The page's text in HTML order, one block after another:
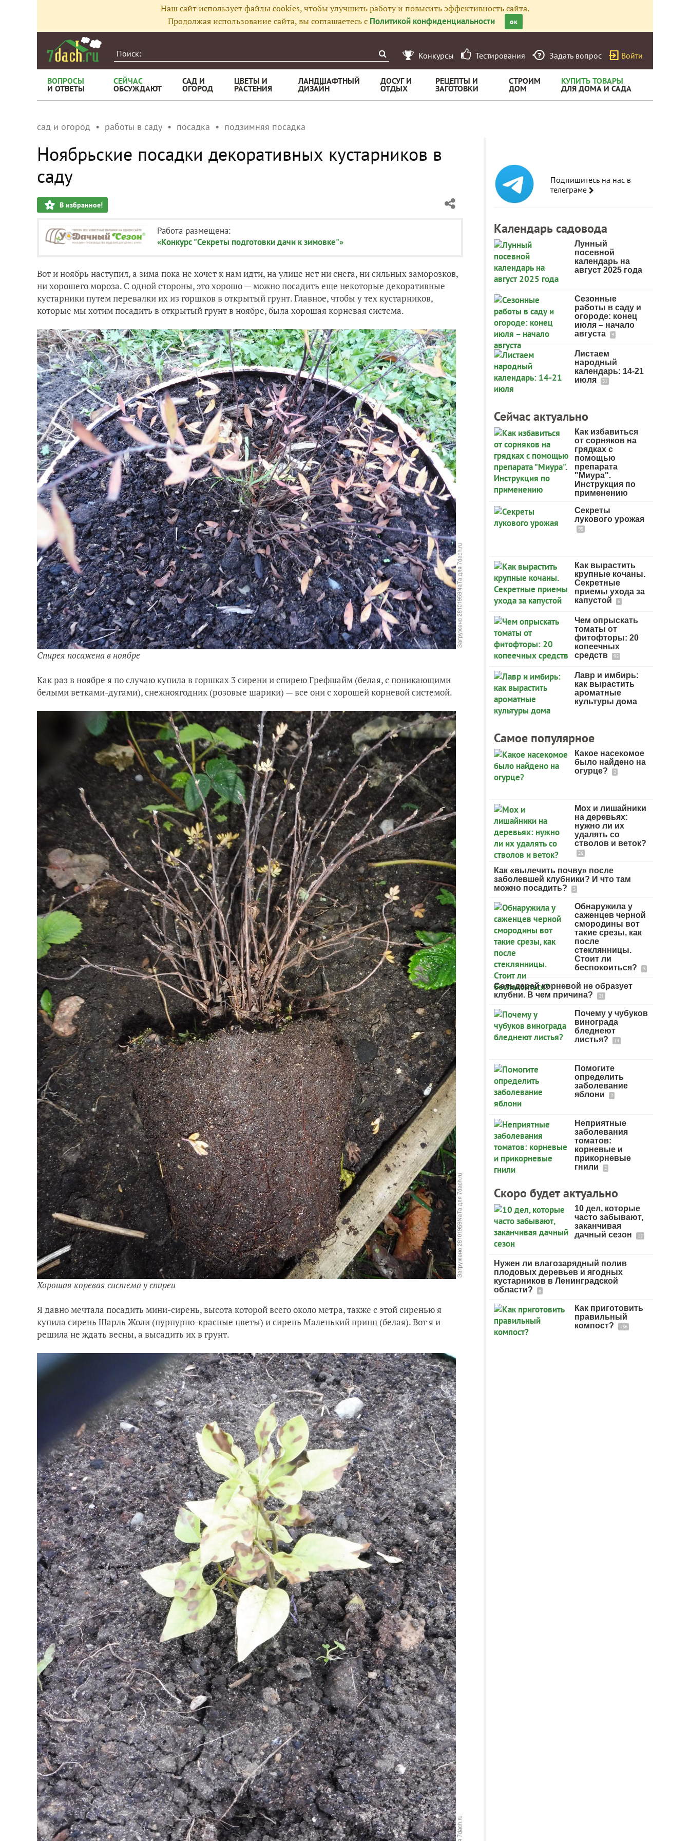
Наш сайт использует файлы cookies, чтобы улучшить работу и повысить эффективность сайта.
Продолжая использование сайта, вы соглашаетесь с Политикой конфиденциальности ок
Конкурсы Тестирования Задать вопрос Войти
ВОПРОСЫ
И ОТВЕТЫ
СЕЙЧАС
ОБСУЖДАЮТ
САД И
ОГОРОД
ЦВЕТЫ И
РАСТЕНИЯ
ЛАНДШАФТНЫЙ
ДИЗАЙН
ДОСУГ И
ОТДЫХ
РЕЦЕПТЫ И
ЗАГОТОВКИ
СТРОИМ
ДОМ
КУПИТЬ ТОВАРЫ
ДЛЯ ДОМА И САДА
сад и огород работы в саду посадка подзимняя посадка
Ноябрьские посадки декоративных кустарников в
саду
В избранное!
Работа размещена:
«Конкурс "Секреты подготовки дачи к зимовке"»
Вот и ноябрь наступил, а зима пока не хочет к нам идти, на улице нет ни снега, ни сильных заморозков,
ни хорошего мороза. С одной стороны, это хорошо — можно посадить еще некоторые декоративные
кустарники путем перевалки их из горшков в открытый грунт. Главное, чтобы у тех кустарников,
которые мы хотим посадить в открытый грунт в ноябре, была хорошая корневая система.
Спирея посажена в ноябре
Как раз в ноябре я по случаю купила в горшках 3 сирени и спирею Грефшайм (белая, с поникающими
белыми ветками-дугами), снежноягодник (розовые шарики) — все они с хорошей корневой системой.
Хорошая коревая система у спиреи
Я давно мечтала посадить мини-сирень, высота которой всего около метра, также с этой сиренью я
купила сирень Шарль Жоли (пурпурно-красные цветы) и сирень Маленький принц (белая). Вот я и
решила не ждать весны, а высадить их в грунт.
Подпишитесь на нас в
телеграме
Календарь садовода
Лунный
посевной
календарь на
август 2025 года
Сезонные
работы в саду и
огороде: конец
июля – начало
августа
9
Листаем
народный
календарь: 14-21
июля
31
Сейчас актуально
Как избавиться
от сорняков на
грядках с
помощью
препарата
"Миура".
Инструкция по
применению
Секреты
лукового урожая
98
Как вырастить
крупные кочаны.
Секретные
приемы ухода за
капустой
6
Чем опрыскать
томаты от
фитофторы: 20
копеечных
средств
95
Лавр и имбирь:
как вырастить
ароматные
культуры дома
Самое популярное
Какое насекомое
было найдено на
огурце?
2
Мох и лишайники
на деревьях:
нужно ли их
удалять со
стволов и веток?
26
Как «вылечить почву» после
заболевшей клубники? И что там
можно посадить?
3
Обнаружила у
саженцев черной
смородины вот
такие срезы, как
после
стеклянницы.
Стоит ли
беспокоиться?
3
Сельдерей корневой не образует
клубни. В чем причина?
21
Почему у чубуков
винограда
бледнеют
листья?
14
Помогите
определить
заболевание
яблони
2
Неприятные
заболевания
томатов:
корневые и
прикорневые
гнили
2
Скоро будет актуально
10 дел, которые
часто забывают,
заканчивая
дачный сезон
12
Нужен ли влагозарядный полив
плодовых деревьев и ягодных
кустарников в Ленинградской
области?
6
Как приготовить
правильный
компост?
136